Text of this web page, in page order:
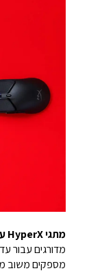
מתגי HyperX עמידים ומספקים
מספקים משוב